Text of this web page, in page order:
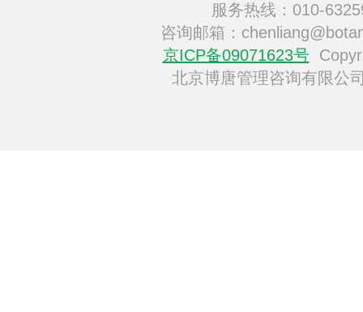
服务热线：010-
咨询邮箱：
京ICP备09071623号
北京博唐管理咨询有限公